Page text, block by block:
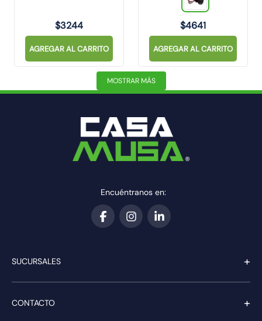
$3244
AGREGAR AL CARRITO
$4641
AGREGAR AL CARRITO
MOSTRAR MÁS
Encuéntranos en:
SUCURSALES +
CONTACTO +